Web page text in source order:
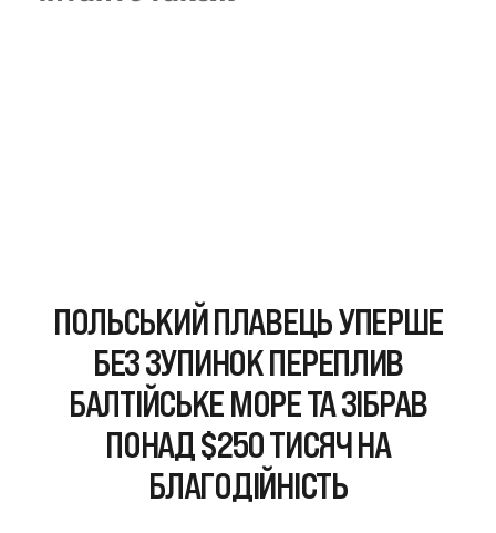
ПОЛЬСЬКИЙ ПЛАВЕЦЬ УПЕРШЕ
БЕЗ ЗУПИНОК ПЕРЕПЛИВ
БАЛТІЙСЬКЕ МОРЕ ТА ЗІБРАВ
ПОНАД $250 ТИСЯЧ НА
БЛАГОДІЙНІСТЬ